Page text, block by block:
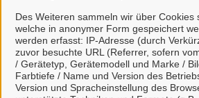
Des Weiteren sammeln wir über Cookies
welche in anonymer Form gespeichert
werden erfasst: IP-Adresse (durch
zuvor besuchte URL (Referrer, sofern
/ Gerätetyp, Gerätemodell und Marke /
Farbtiefe / Name und Version des
Version und Spracheinstellung des
Mein
erstellen oder
Mein Unternehmenskonto ist ein